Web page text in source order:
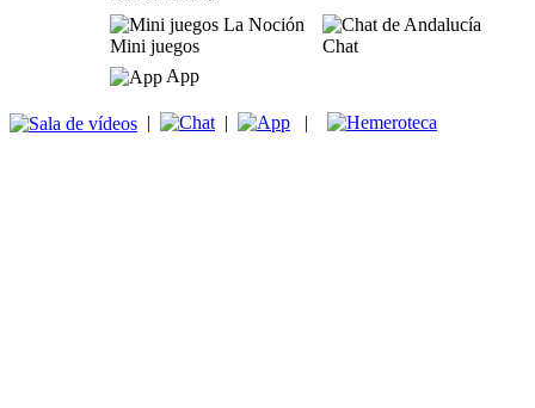
Mini juegos
Chat
App
| | |